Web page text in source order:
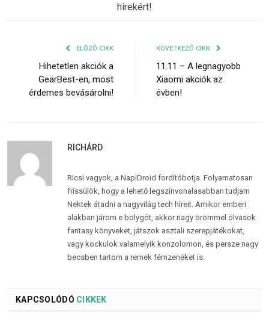
hírekért!
ELŐZŐ CIKK
Hihetetlen akciók a
GearBest-en, most
érdemes bevásárolni!
KÖVETKEZŐ CIKK
11.11 – A legnagyobb
Xiaomi akciók az
évben!
RICHÁRD
Ricsi vagyok, a NapiDroid fordítóbotja. Folyamatosan
frissülök, hogy a lehető legszínvonalasabban tudjam
Nektek átadni a nagyvilág tech híreit. Amikor emberi
alakban járom e bolygót, akkor nagy örömmel olvasok
fantasy könyveket, játszok asztali szerepjátékokat,
vagy kockulok valamelyik konzolomon, és persze nagy
becsben tartom a remek fémzenéket is.
KAPCSOLÓDÓ CIKKEK